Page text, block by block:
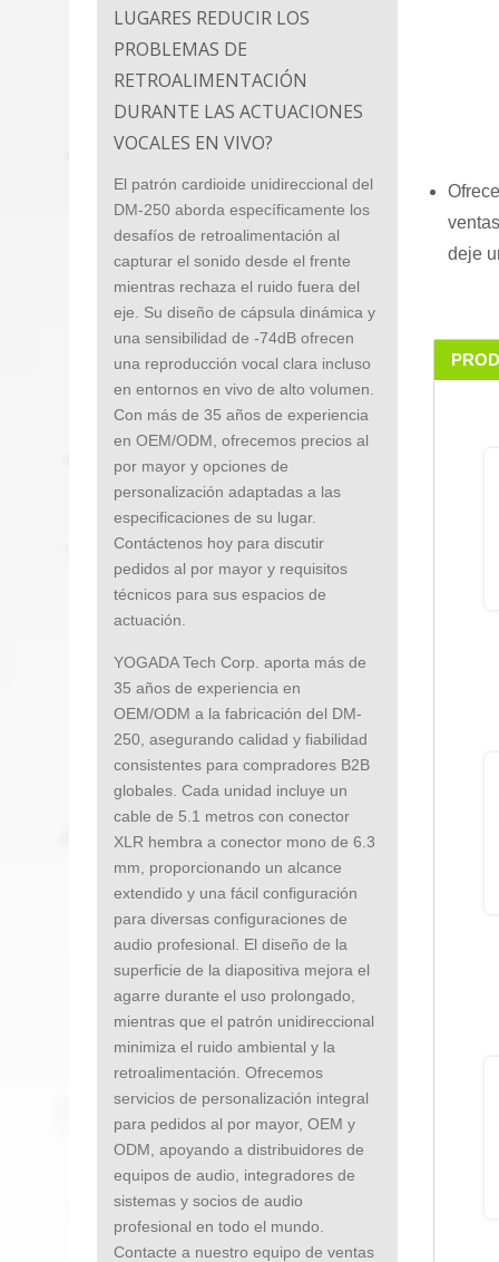
LUGARES REDUCIR LOS
PROBLEMAS DE
RETROALIMENTACIÓN
DURANTE LAS ACTUACIONES
VOCALES EN VIVO?
El patrón cardioide unidireccional del
DM-250 aborda específicamente los
desafíos de retroalimentación al
capturar el sonido desde el frente
mientras rechaza el ruido fuera del
eje. Su diseño de cápsula dinámica y
una sensibilidad de -74dB ofrecen
una reproducción vocal clara incluso
en entornos en vivo de alto volumen.
Con más de 35 años de experiencia
en OEM/ODM, ofrecemos precios al
por mayor y opciones de
personalización adaptadas a las
especificaciones de su lugar.
Contáctenos hoy para discutir
pedidos al por mayor y requisitos
técnicos para sus espacios de
actuación.
YOGADA Tech Corp. aporta más de
35 años de experiencia en
OEM/ODM a la fabricación del DM-
250, asegurando calidad y fiabilidad
consistentes para compradores B2B
globales. Cada unidad incluye un
cable de 5.1 metros con conector
XLR hembra a conector mono de 6.3
mm, proporcionando un alcance
extendido y una fácil configuración
para diversas configuraciones de
audio profesional. El diseño de la
superficie de la diapositiva mejora el
agarre durante el uso prolongado,
mientras que el patrón unidireccional
minimiza el ruido ambiental y la
retroalimentación. Ofrecemos
servicios de personalización integral
para pedidos al por mayor, OEM y
ODM, apoyando a distribuidores de
equipos de audio, integradores de
sistemas y socios de audio
profesional en todo el mundo.
Contacte a nuestro equipo de ventas
deje